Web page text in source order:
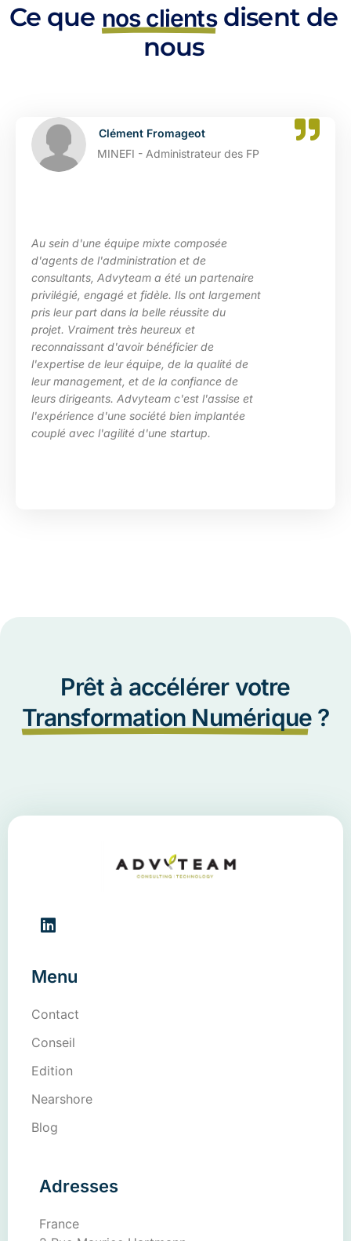
Ce que nos clientsdisent de
nous
Clément Fromageot
MINEFI - Administrateur des FP
Au sein d'une équipe mixte composée
d'agents de l'administration et de
consultants, Advyteam a été un partenaire
privilégié, engagé et fidèle. Ils ont largement
pris leur part dans la belle réussite du
projet. Vraiment très heureux et
reconnaissant d'avoir bénéficier de
l'expertise de leur équipe, de la qualité de
leur management, et de la confiance de
leurs dirigeants. Advyteam c'est l'assise et
l'expérience d'une société bien implantée
couplé avec l'agilité d'une startup.
Prêt à accélérer votre
Transformation Numérique ?
Menu
Contact
Conseil
Edition
Nearshore
Blog
Adresses
France